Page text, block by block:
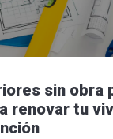
sin obra
renovar tu